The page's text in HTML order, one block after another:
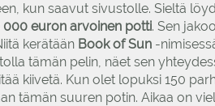
kun saavut sivustolle. Sieltä
000 euron arvoinen potti. Sen
kerätään Book of Sun -
tämän pelin, näet sen
kiivetä. Kun olet lopuksi 150
tämän suuren potin. Aikaa on